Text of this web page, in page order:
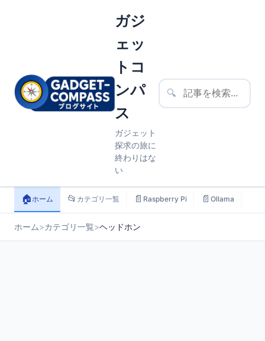
ガジ
ェッ
トコ
ンパ
ス
ガジェット
探求の旅に
終わりはな
い
🔍
🏠ホーム 📂 カテゴリ一覧 📄 Raspberry Pi 📄 Ollama
ホーム>カテゴリ一覧>ヘッドホン